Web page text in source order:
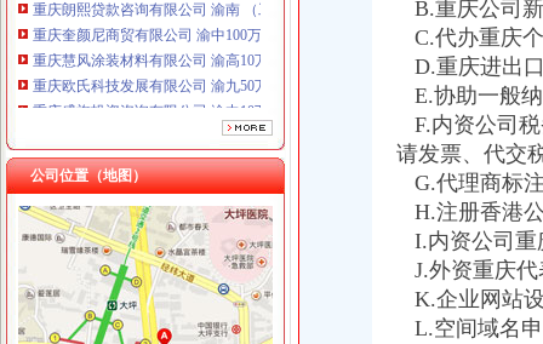
重庆奎颜尼商贸有限公司 渝中100万 （工商注册）
重庆慧风涂装材料有限公司 渝高10万 （工商注册）
重庆欧氏科技发展有限公司 渝九50万 （进出口权）
重庆盛旗投资咨询有限公司 渝中10万 （工商注册）
重庆佳技维科技发展有限公司 渝南100万 （进出口权）
上海兆妩贸易有限公司重庆天地分公司 渝中 （工商注册）
公司位置（地图）
一元公司
厦门一元云购公司厦门一元夺宝系统泉州一元团购系统【今日推荐网】
“一元公司”截至目前江苏仅23家_上海誉胜注册公司
B.重庆公司
C.代办重庆
D.重庆进出
E.协助一般
F.内资公司
请发票、代交
G.代理商标
H.注册香港
I.内资公司重
J.外资重庆代
K.企业网站
L.空间域名